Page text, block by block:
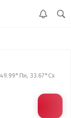
33.67°Сх